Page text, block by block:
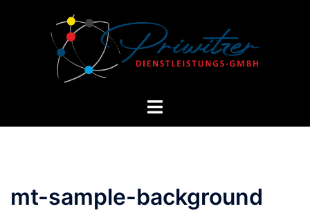
Menü
mt-sample-background